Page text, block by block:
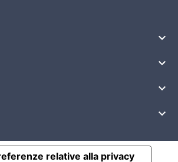




relative alla privacy